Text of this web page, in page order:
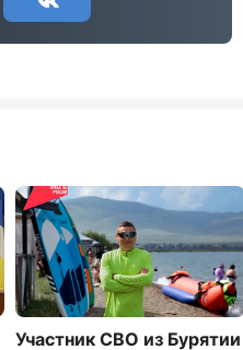
Участник СВО из Бурятии